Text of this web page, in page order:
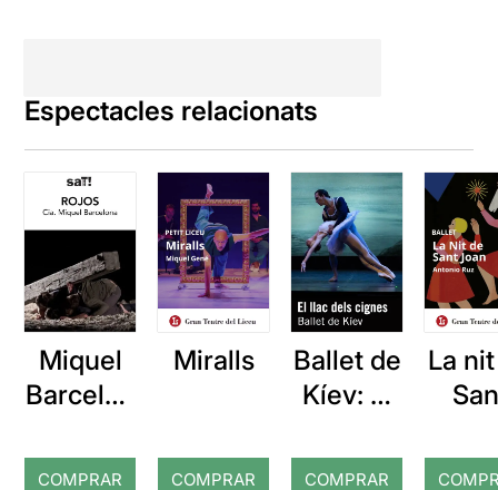
Espectacles relacionats
Miquel
Barcelon
COMPRAR
Miralls
COMPRAR
Ballet de
Kíev: El
cignes
COMPRAR
La